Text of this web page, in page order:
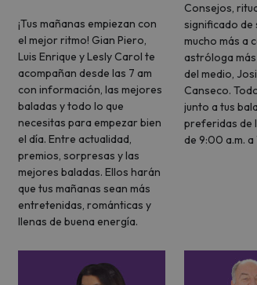
¡Tus mañanas empiezan con
el mejor ritmo! Gian Piero,
Luis Enrique y Lesly Carol te
acompañan desde las 7 am
con información, las mejores
baladas y todo lo que
necesitas para empezar bien
el día. Entre actualidad,
premios, sorpresas y las
mejores baladas. Ellos harán
que tus mañanas sean más
entretenidas, románticas y
llenas de buena energía.
Consejos,
significado de
mucho más a
astróloga
del medio,
Canseco.
junto a tus
preferidas de
de 9:00 a.m. a